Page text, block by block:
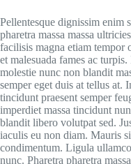
Pellentesque dignissim enim
pharetra massa massa
facilisis magna etiam tempor
et malesuada fames ac
molestie nunc non blandit
semper eget duis at tellus at.
tincidunt praesent semper
imperdiet massa tincidunt
blandit libero volutpat sed.
iaculis eu non diam. Mauris
condimentum. Ligula
nunc. Pharetra pharetra